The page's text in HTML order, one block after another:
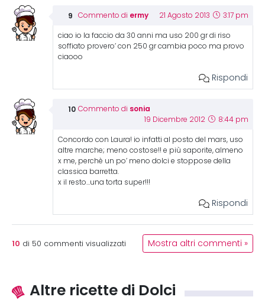
Commento di ermy 21 Agosto 2013 3:17 pm
ciao io la faccio da 30 anni ma uso 200 gr di riso
soffiato provero’ con 250 gr cambia poco ma provo
ciaooo
Rispondi
Commento di sonia
19 Dicembre 2012 8:44 pm
Concordo con Laura! io infatti al posto del mars, uso
altre marche; meno costose!! e più saporite, almeno
x me, perchè un po’ meno dolci e stoppose della
classica barretta.
x il resto…una torta super!!!
Rispondi
10 di 50 commenti visualizzati Mostra altri commenti »
Altre ricette di Dolci